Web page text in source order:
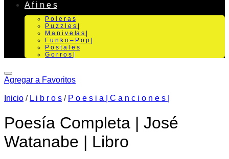
A f i n e s
P o l e r a s
P u z z l e s |
M a n i v e la s |
F u n k o – P o p |
P o s t a l e s
G o r r o s |
Agregar a Favoritos
Inicio / L i b r o s / P o e s i a | C a n c i o n e s |
Poesía Completa | José
Watanabe | Libro